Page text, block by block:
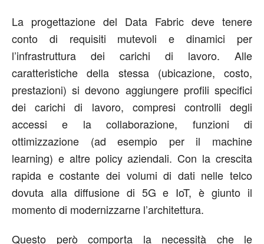
La progettazione del Data Fabric deve tenere
conto di requisiti mutevoli e dinamici per
l’infrastruttura dei carichi di lavoro. Alle
caratteristiche della stessa (ubicazione, costo,
prestazioni) si devono aggiungere profili specifici
dei carichi di lavoro, compresi controlli degli
accessi e la collaborazione, funzioni di
ottimizzazione (ad esempio per il machine
learning) e altre policy aziendali. Con la crescita
rapida e costante dei volumi di dati nelle telco
dovuta alla diffusione di 5G e IoT, è giunto il
momento di modernizzarne l’architettura.
Questo però comporta la necessità che le